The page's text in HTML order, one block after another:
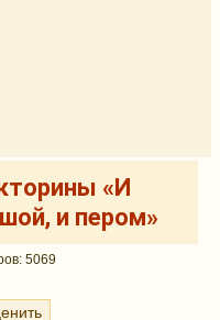
«И
и пером»
5069